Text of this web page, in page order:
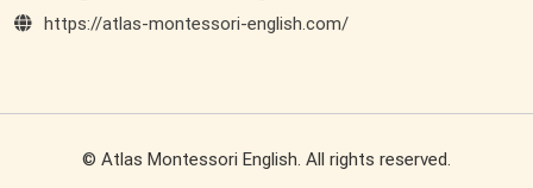
https://atlas-montessori-english.com/
© Atlas Montessori English. All rights reserved.